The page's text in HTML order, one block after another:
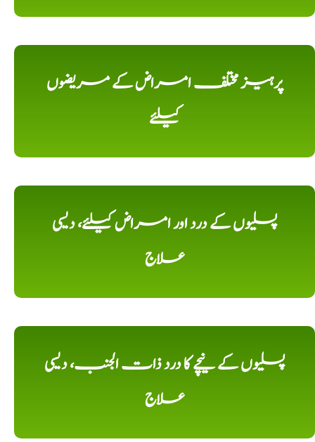
پرہیز مختلف امراض کے مریضوں
کیلئے
پسلیوں کے درد اور امراض کیلئے، دیسی
علاج
پسلیوں کے نیچے کا درد ذات الجنب، دیسی
علاج